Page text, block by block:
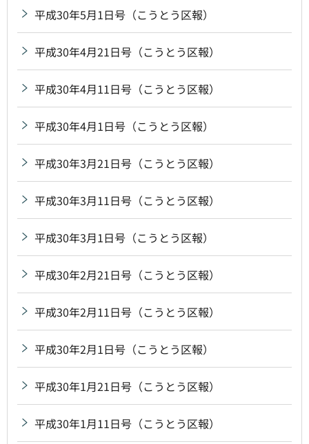
平成30年5月1日号（こうとう区報）
平成30年4月21日号（こうとう区報）
平成30年4月11日号（こうとう区報）
平成30年4月1日号（こうとう区報）
平成30年3月21日号（こうとう区報）
平成30年3月11日号（こうとう区報）
平成30年3月1日号（こうとう区報）
平成30年2月21日号（こうとう区報）
平成30年2月11日号（こうとう区報）
平成30年2月1日号（こうとう区報）
平成30年1月21日号（こうとう区報）
平成30年1月11日号（こうとう区報）